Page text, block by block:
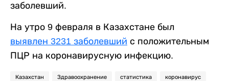
заболевший.
На утро 9 февраля в Казахстане был
выявлен 3231 заболевший с положительным
ПЦР на коронавирусную инфекцию.
Казахстан Здравоохранение статистика коронавирус